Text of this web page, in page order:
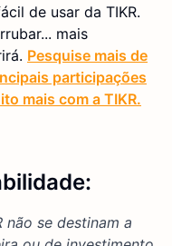
de usar da TIKR.
mais
Pesquise mais de
participações
mais com a TIKR.
não se destinam a